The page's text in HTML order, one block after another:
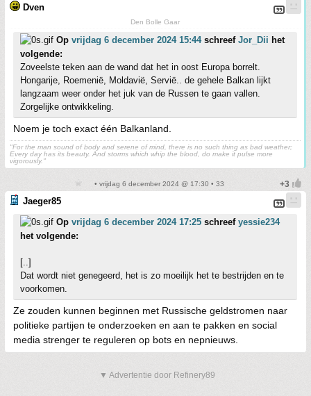
Dven
Den Bolle Gaar
Op vrijdag 6 december 2024 15:44schreef Jor_Dii het
volgende:
Zoveelste teken aan de wand dat het in oost Europa borrelt.
Hongarije, Roemenië, Moldavië, Servië.. de gehele Balkan lijkt
langzaam weer onder het juk van de Russen te gaan vallen.
Zorgelijke ontwikkeling.
Noem je toch exact één Balkanland.
"For the man sound of body and serene of mind, there is no such thing as bad weather;
Every day has its beauty. And storms which whip the blood, do make it pulse more
vigorously."
• vrijdag 6 december 2024 @ 17:30 • 33
Jaeger85
Op vrijdag 6 december 2024 17:25 schreef yessie234
het volgende:
[..]
Dat wordt niet genegeerd, het is zo moeilijk het te bestrijden en te
voorkomen.
Ze zouden kunnen beginnen met Russische geldstromen naar
politieke partijen te onderzoeken en aan te pakken en social
media strenger te reguleren op bots en nepnieuws.
▼ Advertentie door Refinery89